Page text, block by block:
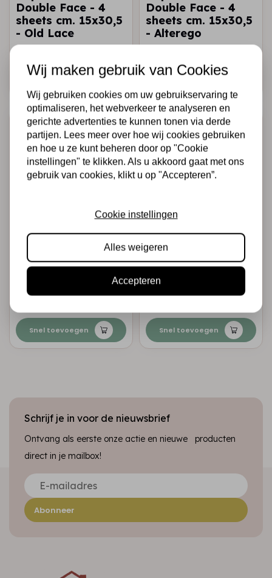
Double Face - 4
sheets cm. 15x30,5
- Old Lace
Snel toevoegen
Double Face - 4
sheets cm. 15x30,5
- Alterego
STAMPERIA
Double Face - 4
sheets cm. 15x30,5
- Golden Harmony
Snel toevoegen
STAMPERIA
Paper cut-outs
Double Face - 4
sheets cm. 15x30,5
- Forest
Snel toevoegen
Schrijf je in voor de nieuwsbrief
Ontvang als eerste onze actie en nieuwe producten
direct in je mailbox!
Abonneer
Wij maken gebruik van Cookies
Wij gebruiken cookies om uw gebruikservaring te
optimaliseren, het webverkeer te analyseren en
gerichte advertenties te kunnen tonen via derde
partijen. Lees meer over hoe wij cookies gebruiken
en hoe u ze kunt beheren door op "Cookie
instellingen" te klikken. Als u akkoord gaat met ons
gebruik van cookies, klikt u op "Accepteren”.
Cookie instellingen
Alles weigeren
Accepteren